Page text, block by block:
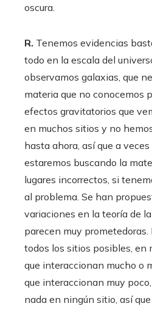
oscura.
R. Tenemos evidencias
todo en la escala del
observamos galaxias, que
materia que no conocemos
efectos gravitatorios que
en muchos sitios y no
hasta ahora, así que a
estaremos buscando la
lugares incorrectos, si
al problema. Se han
variaciones en la teoría de
parecen muy
todos los sitios posibles, en
que interaccionan mucho o
que interaccionan muy
nada en ningún sitio, así